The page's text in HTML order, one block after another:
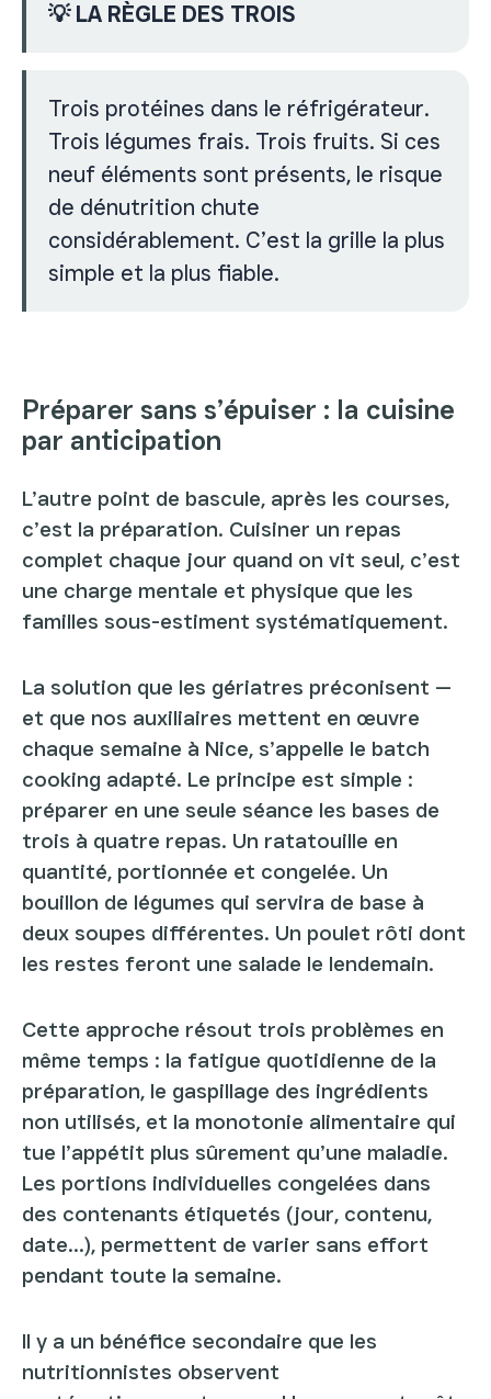
💡 LA RÈGLE DES TROIS
Trois protéines dans le réfrigérateur.
Trois légumes frais. Trois fruits. Si ces
neuf éléments sont présents, le risque
de dénutrition chute
considérablement. C’est la grille la plus
simple et la plus fiable.
Préparer sans s’épuiser : la cuisine
par anticipation
L’autre point de bascule, après les courses,
c’est la préparation. Cuisiner un repas
complet chaque jour quand on vit seul, c’est
une charge mentale et physique que les
familles sous-estiment systématiquement.
La solution que les gériatres préconisent —
et que nos auxiliaires mettent en œuvre
chaque semaine à Nice, s’appelle le batch
cooking adapté. Le principe est simple :
préparer en une seule séance les bases de
trois à quatre repas. Un ratatouille en
quantité, portionnée et congelée. Un
bouillon de légumes qui servira de base à
deux soupes différentes. Un poulet rôti dont
les restes feront une salade le lendemain.
Cette approche résout trois problèmes en
même temps : la fatigue quotidienne de la
préparation, le gaspillage des ingrédients
non utilisés, et la monotonie alimentaire qui
tue l’appétit plus sûrement qu’une maladie.
Les portions individuelles congelées dans
des contenants étiquetés (jour, contenu,
date...), permettent de varier sans effort
pendant toute la semaine.
Il y a un bénéfice secondaire que les
nutritionnistes observent